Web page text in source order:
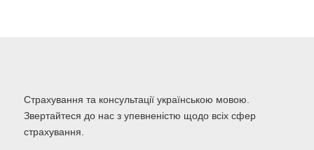
Страхування та консультації українською мовою.
Звертайтеся до нас з упевненістю щодо всіх сфер
страхування.